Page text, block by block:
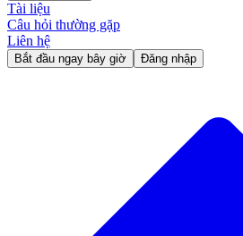
Tài liệu
Câu hỏi thường gặp
Liên hệ
Bắt đầu ngay bây giờ Đăng nhập